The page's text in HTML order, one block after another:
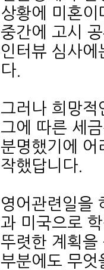
상황에 미혼
중간에 고시
인터뷰 심사
다.
그러나 희망적
그에 따른 세
분명했기에 어
작했답니다.
영어관련일을
과 미국으로
뚜렷한 계획
부분에도 무엇